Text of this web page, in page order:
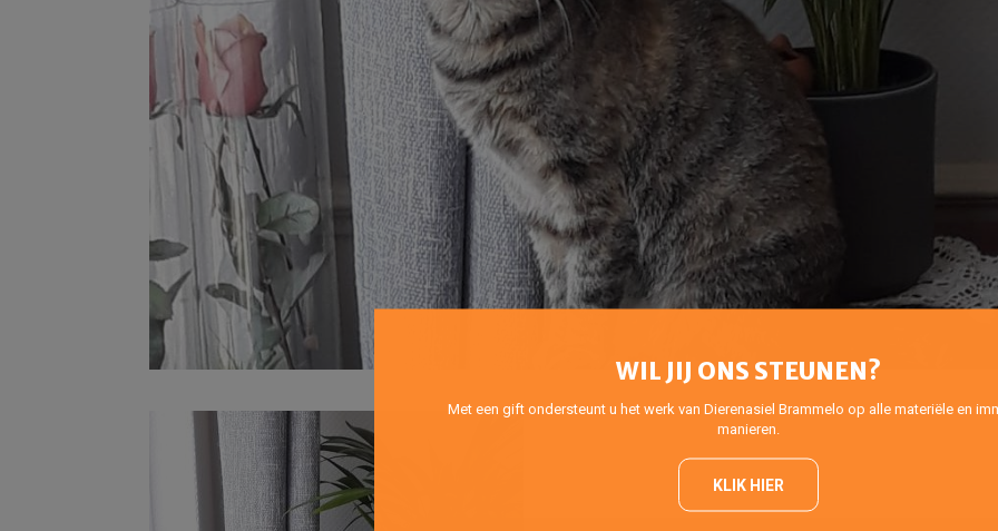
WIL JIJ ONS STEUNEN?
Met een gift ondersteunt u het werk van Dierenasiel Brammelo op alle materiële en
manieren.
KLIK HIER